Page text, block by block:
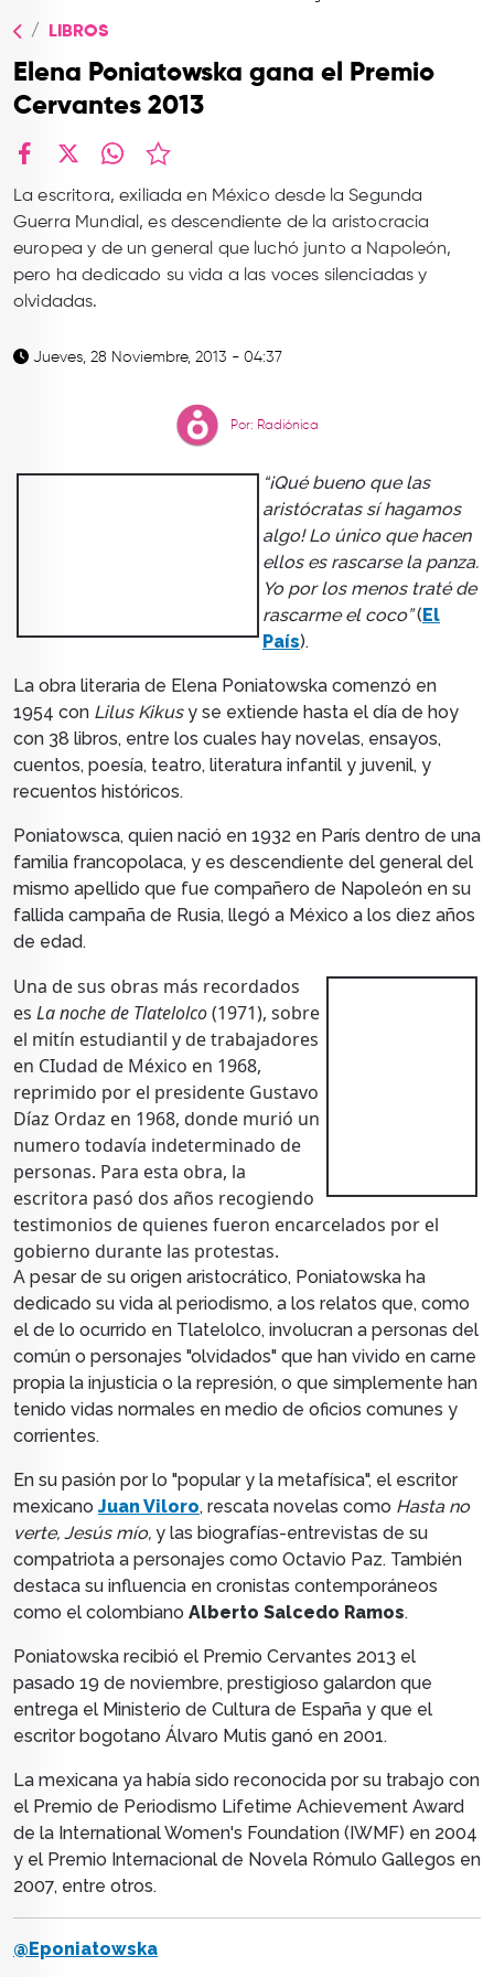
CONTACTO
LIBROS
Elena Poniatowska gana el Premio
Cervantes 2013
La escritora, exiliada en México desde la Segunda
Guerra Mundial, es descendiente de la aristocracia
europea y de un general que luchó junto a Napoleón,
pero ha dedicado su vida a las voces silenciadas y
olvidadas.
Jueves, 28 Noviembre, 2013 - 04:37
Por: Radiónica
“¡Qué bueno que las
aristócratas sí hagamos
algo! Lo único que hacen
ellos es rascarse la panza.
Yo por los menos traté de
rascarme el coco”( El
País).
La obra literaria de Elena Poniatowska comenzó en
1954 con Lilus Kikusy se extiende hasta el día de hoy
con 38 libros, entre los cuales hay novelas, ensayos,
cuentos, poesía, teatro, literatura infantil y juvenil, y
recuentos históricos.
Poniatowsca, quien nació en 1932 en París dentro de una
familia francopolaca, y es descendiente del general del
mismo apellido que fue compañero de Napoleón en su
fallida campaña de Rusia, llegó a México a los diez años
de edad.
Una de sus obras más recordados
es La noche de Tlatelolco(1971), sobre
el mitín estudiantil y de trabajadores
en CIudad de México en 1968,
reprimido por el presidente Gustavo
Díaz Ordaz en 1968, donde murió un
numero todavía indeterminado de
personas. Para esta obra, la
escritora pasó dos años recogiendo
testimonios de quienes fueron encarcelados por el
gobierno durante las protestas.
A pesar de su origen aristocrático, Poniatowska ha
dedicado su vida al periodismo, a los relatos que, como
el de lo ocurrido en Tlatelolco, involucran a personas del
común o personajes "olvidados" que han vivido en carne
propia la injusticia o la represión, o que simplemente han
tenido vidas normales en medio de oficios comunes y
corrientes.
En su pasión por lo "popular y la metafísica", el escritor
mexicano Juan Viloro, rescata novelas como Hasta no
verte, Jesús mío, y las biografías-entrevistas de su
compatriota a personajes como Octavio Paz. También
destaca su influencia en cronistas contemporáneos
como el colombiano Alberto Salcedo Ramos.
Poniatowska recibió el Premio Cervantes 2013 el
pasado 19 de noviembre, prestigioso galardon que
entrega el Ministerio de Cultura de España y que el
escritor bogotano Álvaro Mutis ganó en 2001.
La mexicana ya había sido reconocida por su trabajo con
el Premio de Periodismo Lifetime Achievement Award
de la International Women's Foundation (IWMF) en 2004
y el Premio Internacional de Novela Rómulo Gallegos en
2007, entre otros.
@Eponiatowska